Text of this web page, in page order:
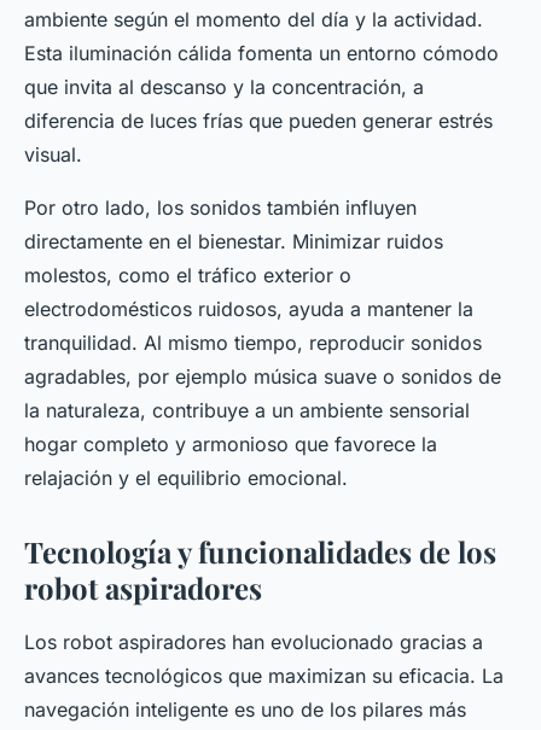
ambiente según el momento del día y la actividad.
Esta iluminación cálida fomenta un entorno cómodo
que invita al descanso y la concentración, a
diferencia de luces frías que pueden generar estrés
visual.
Por otro lado, los sonidos también influyen
directamente en el bienestar. Minimizar ruidos
molestos, como el tráfico exterior o
electrodomésticos ruidosos, ayuda a mantener la
tranquilidad. Al mismo tiempo, reproducir sonidos
agradables, por ejemplo música suave o sonidos de
la naturaleza, contribuye a un ambiente sensorial
hogar completo y armonioso que favorece la
relajación y el equilibrio emocional.
Tecnología y funcionalidades de los
robot aspiradores
Los robot aspiradores han evolucionado gracias a
avances tecnológicos que maximizan su eficacia. La
navegación inteligente es uno de los pilares más